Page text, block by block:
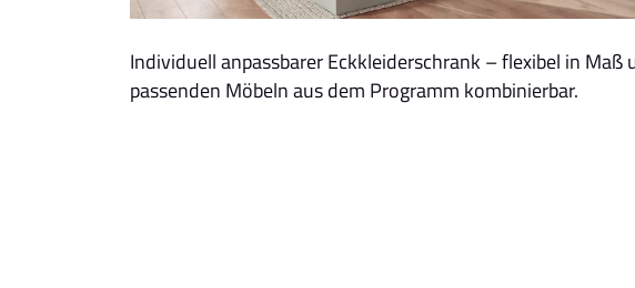
Individuell anpassbarer Eckkleiderschrank – flexibel in Maß
passenden Möbeln aus dem Programm kombinierbar.